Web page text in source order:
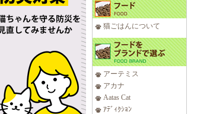
猫ごはんについて
アーテミス
アカナ
Aatas Cat
ｱﾃﾞｨｸｼｮﾝ